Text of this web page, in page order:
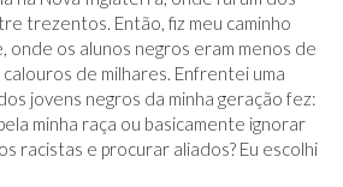
trezentos. Então, fiz meu caminho
onde os alunos negros eram menos de
de milhares. Enfrentei uma
jovens negros da minha geração fez:
minha raça ou basicamente ignorar
racistas e procurar aliados? Eu escolhi